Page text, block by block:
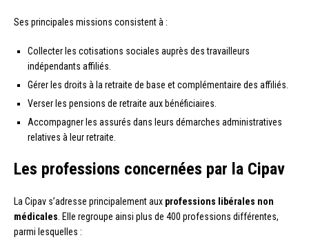
Ses principales missions consistent à :
Collecter les cotisations sociales auprès des travailleurs
indépendants affiliés.
Gérer les droits à la retraite de base et complémentaire des affiliés.
Verser les pensions de retraite aux bénéficiaires.
Accompagner les assurés dans leurs démarches administratives
relatives à leur retraite.
Les professions concernées par la Cipav
La Cipav s’adresse principalement aux professions libérales non
médicales. Elle regroupe ainsi plus de 400 professions différentes,
parmi lesquelles :